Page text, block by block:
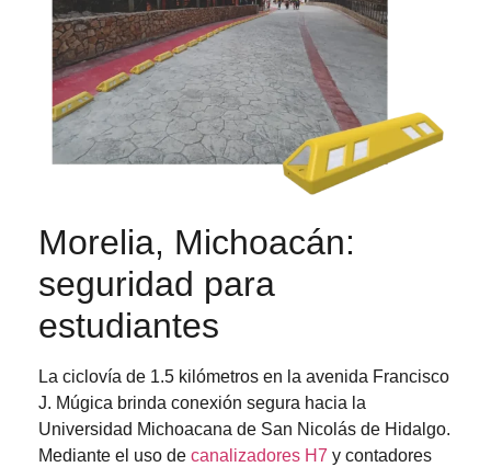
Morelia, Michoacán:
seguridad para
estudiantes
La ciclovía de 1.5 kilómetros en la avenida Francisco
J. Múgica brinda conexión segura hacia la
Universidad Michoacana de San Nicolás de Hidalgo.
Mediante el uso de canalizadores H7 y contadores